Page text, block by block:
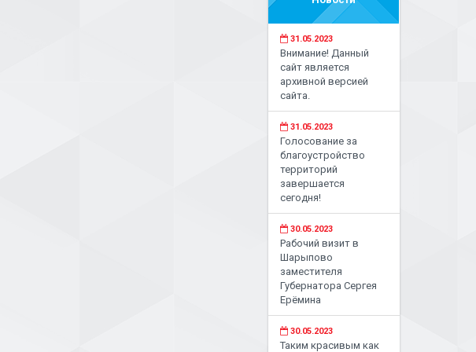
31.05.2023
Внимание! Данный
сайт является
архивной версией
сайта.
31.05.2023
Голосование за
благоустройство
территорий
завершается
сегодня!
30.05.2023
Рабочий визит в
Шарыпово
заместителя
Губернатора Сергея
Ерёмина
30.05.2023
Таким красивым как